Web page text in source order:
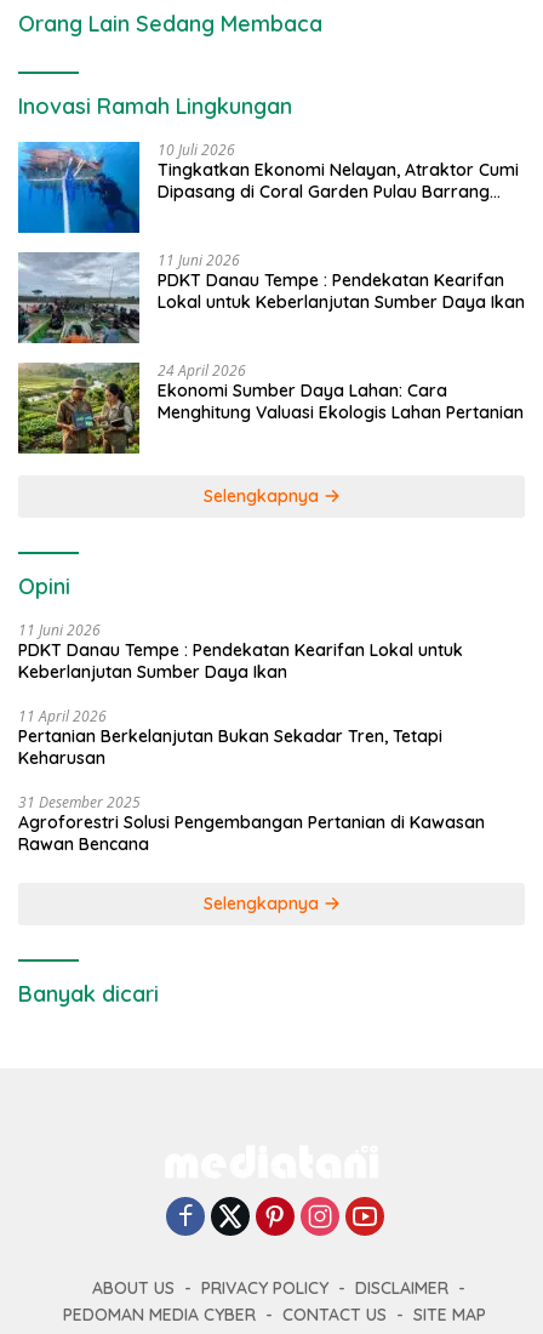
Orang Lain Sedang Membaca
Inovasi Ramah Lingkungan
10 Juli 2026
Tingkatkan Ekonomi Nelayan, Atraktor Cumi
Dipasang di Coral Garden Pulau Barrang
11 Juni 2026
PDKT Danau Tempe : Pendekatan Kearifan
Lokal untuk Keberlanjutan Sumber Daya Ikan
24 April 2026
Ekonomi Sumber Daya Lahan: Cara
Menghitung Valuasi Ekologis Lahan Pertanian
Selengkapnya
Opini
11 Juni 2026
PDKT Danau Tempe : Pendekatan Kearifan Lokal untuk
Keberlanjutan Sumber Daya Ikan
11 April 2026
Pertanian Berkelanjutan Bukan Sekadar Tren, Tetapi
Keharusan
31 Desember 2025
Agroforestri Solusi Pengembangan Pertanian di Kawasan
Rawan Bencana
Selengkapnya
Banyak dicari
ABOUT US PRIVACY POLICY
DISCLAIMER
PEDOMAN MEDIA CYBER
CONTACT US SITE MAP